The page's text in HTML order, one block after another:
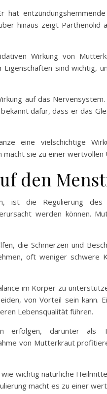
hinaus zeigt
Wirkung von
sind wichtig,
auf das
dafür, dass er das
eine vielschichtige
sie zu einer
den
die Regulierung des
werden können.
die Schmerzen und
oft weniger
im Körper zu
von Vorteil sein kann.
Lebensqualität führen.
erfolgen, darunter als
von Mutterkraut
wichtig natürliche
macht es zu einer